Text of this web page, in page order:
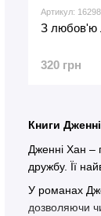
Книги
Дженні Хан –
дружбу. Її
У романах
дозволяючи
Артикул:
З любов'ю
320 грн